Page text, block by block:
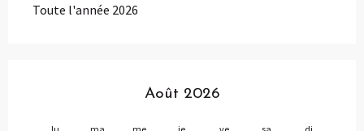
Toute l'année 2026
Août 2026